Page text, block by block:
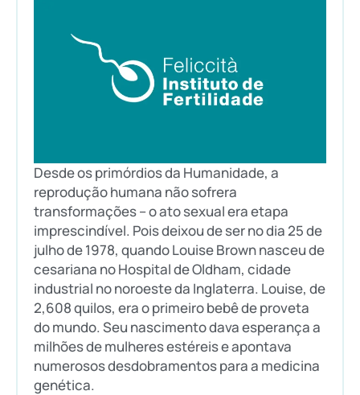
Desde os primórdios da Humanidade, a
reprodução humana não sofrera
transformações – o ato sexual era etapa
imprescindível. Pois deixou de ser no dia 25 de
julho de 1978, quando Louise Brown nasceu de
cesariana no Hospital de Oldham, cidade
industrial no noroeste da Inglaterra. Louise, de
2,608 quilos, era o primeiro bebê de proveta
do mundo. Seu nascimento dava esperança a
milhões de mulheres estéreis e apontava
numerosos desdobramentos para a medicina
genética.